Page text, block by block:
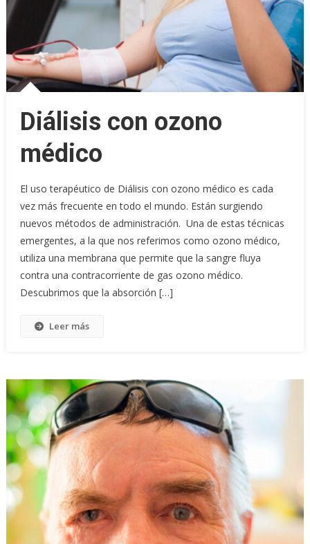
Diálisis con ozono
médico
El uso terapéutico de Diálisis con ozono médico es cada
vez más frecuente en todo el mundo. Están surgiendo
nuevos métodos de administración. Una de estas técnicas
emergentes, a la que nos referimos como ozono médico,
utiliza una membrana que permite que la sangre fluya
contra una contracorriente de gas ozono médico.
Descubrimos que la absorción […]
Leer más